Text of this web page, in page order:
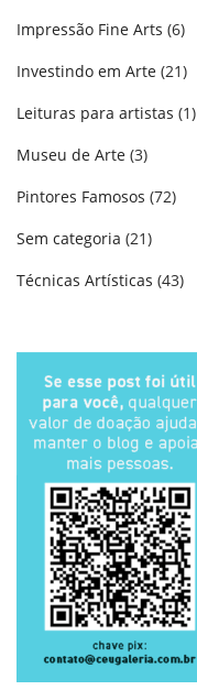
Impressão Fine Arts (6)
Investindo em Arte (21)
Leituras para artistas (1)
Museu de Arte (3)
Pintores Famosos (72)
Sem categoria (21)
Técnicas Artísticas (43)